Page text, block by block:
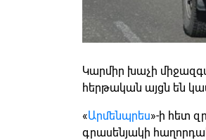
Կարմիր խաչի
հերթական այցն են
«Արմենպրես»-ի հետ
գրասենյակի